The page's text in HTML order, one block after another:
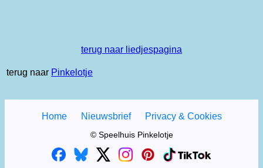
terug naar liedjespagina
terug naar Pinkelotje
Home Nieuwsbrief Privacy & Cookies
© Speelhuis Pinkelotje